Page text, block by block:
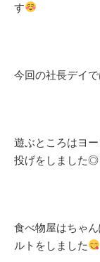
す
今回の社長デイ
遊ぶところはヨ
投げをしました◎
食べ物屋はちゃ
ルトをしました